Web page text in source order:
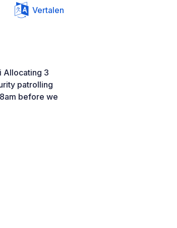
Vertalen
Allocating 3
patrolling
before we